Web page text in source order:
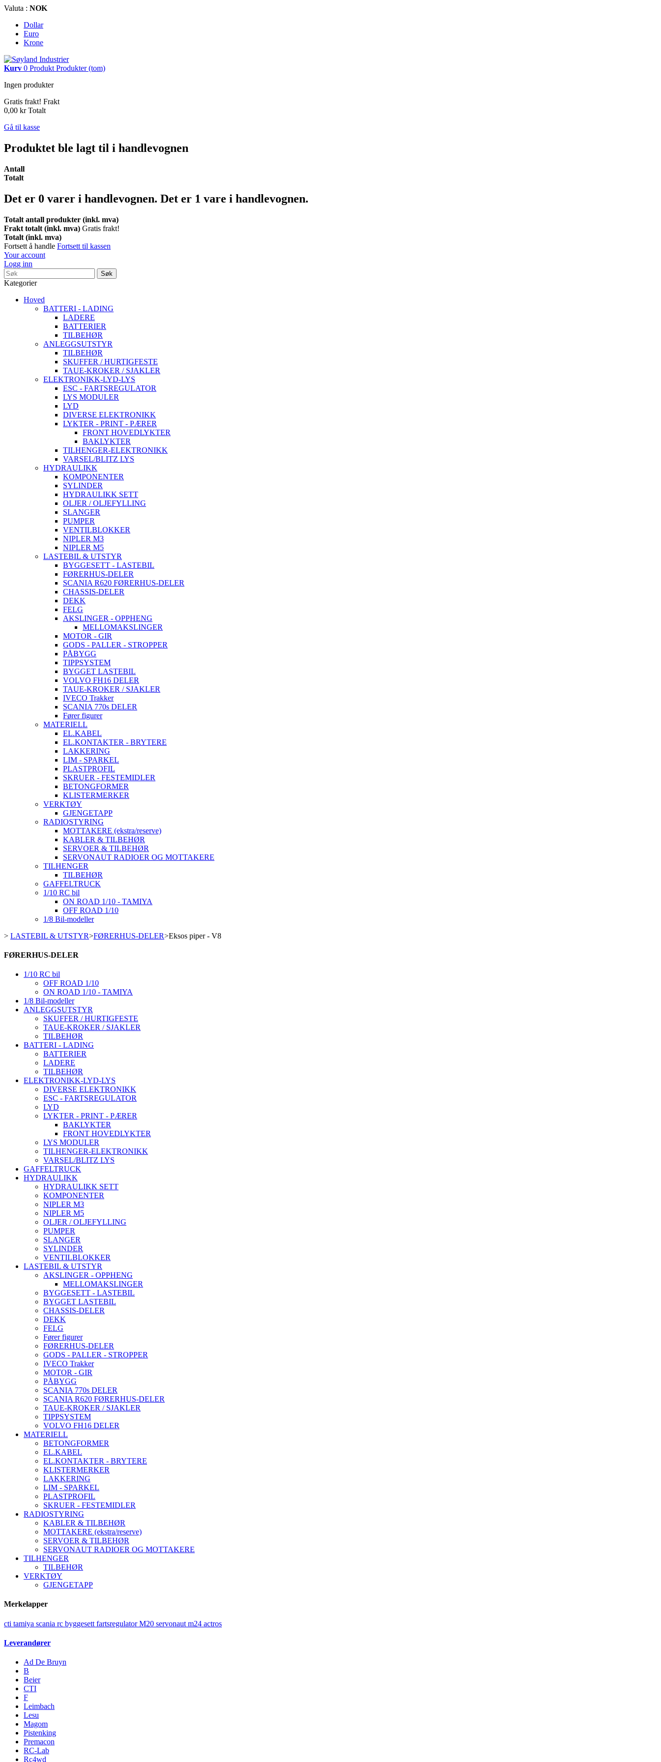
Valuta : NOK
Dollar
Euro
Krone
Kurv 0 Produkt Produkter (tom)
Ingen produkter
Gratis frakt! Frakt
0,00 kr Totalt
Gå til kasse
Produktet ble lagt til i handlevognen
Antall
Totalt
Det er 0 varer i handlevognen. Det er 1 vare i handlevognen.
Totalt antall produkter (inkl. mva)
Frakt totalt (inkl. mva) Gratis frakt!
Totalt (inkl. mva)
Fortsett å handle Fortsett til kassen
Your account
Logg inn
Søk
Kategorier
Hoved
BATTERI - LADING
LADERE
BATTERIER
TILBEHØR
ANLEGGSUTSTYR
TILBEHØR
SKUFFER / HURTIGFESTE
TAUE-KROKER / SJAKLER
ELEKTRONIKK-LYD-LYS
ESC - FARTSREGULATOR
LYS MODULER
LYD
DIVERSE ELEKTRONIKK
LYKTER - PRINT - PÆRER
FRONT HOVEDLYKTER
BAKLYKTER
TILHENGER-ELEKTRONIKK
VARSEL/BLITZ LYS
HYDRAULIKK
KOMPONENTER
SYLINDER
HYDRAULIKK SETT
OLJER / OLJEFYLLING
SLANGER
PUMPER
VENTILBLOKKER
NIPLER M3
NIPLER M5
LASTEBIL & UTSTYR
BYGGESETT - LASTEBIL
FØRERHUS-DELER
SCANIA R620 FØRERHUS-DELER
CHASSIS-DELER
DEKK
FELG
AKSLINGER - OPPHENG
MELLOMAKSLINGER
MOTOR - GIR
GODS - PALLER - STROPPER
PÅBYGG
TIPPSYSTEM
BYGGET LASTEBIL
VOLVO FH16 DELER
TAUE-KROKER / SJAKLER
IVECO Trakker
SCANIA 770s DELER
Fører figurer
MATERIELL
EL.KABEL
EL.KONTAKTER - BRYTERE
LAKKERING
LIM - SPARKEL
PLASTPROFIL
SKRUER - FESTEMIDLER
BETONGFORMER
KLISTERMERKER
VERKTØY
GJENGETAPP
RADIOSTYRING
MOTTAKERE (ekstra/reserve)
KABLER & TILBEHØR
SERVOER & TILBEHØR
SERVONAUT RADIOER OG MOTTAKERE
TILHENGER
TILBEHØR
GAFFELTRUCK
1/10 RC bil
ON ROAD 1/10 - TAMIYA
OFF ROAD 1/10
1/8 Bil-modeller
> LASTEBIL & UTSTYR>FØRERHUS-DELER>Eksos piper - V8
FØRERHUS-DELER
1/10 RC bil
OFF ROAD 1/10
ON ROAD 1/10 - TAMIYA
1/8 Bil-modeller
ANLEGGSUTSTYR
SKUFFER / HURTIGFESTE
TAUE-KROKER / SJAKLER
TILBEHØR
BATTERI - LADING
BATTERIER
LADERE
TILBEHØR
ELEKTRONIKK-LYD-LYS
DIVERSE ELEKTRONIKK
ESC - FARTSREGULATOR
LYD
LYKTER - PRINT - PÆRER
BAKLYKTER
FRONT HOVEDLYKTER
LYS MODULER
TILHENGER-ELEKTRONIKK
VARSEL/BLITZ LYS
GAFFELTRUCK
HYDRAULIKK
HYDRAULIKK SETT
KOMPONENTER
NIPLER M3
NIPLER M5
OLJER / OLJEFYLLING
PUMPER
SLANGER
SYLINDER
VENTILBLOKKER
LASTEBIL & UTSTYR
AKSLINGER - OPPHENG
MELLOMAKSLINGER
BYGGESETT - LASTEBIL
BYGGET LASTEBIL
CHASSIS-DELER
DEKK
FELG
Fører figurer
FØRERHUS-DELER
GODS - PALLER - STROPPER
IVECO Trakker
MOTOR - GIR
PÅBYGG
SCANIA 770s DELER
SCANIA R620 FØRERHUS-DELER
TAUE-KROKER / SJAKLER
TIPPSYSTEM
VOLVO FH16 DELER
MATERIELL
BETONGFORMER
EL.KABEL
EL.KONTAKTER - BRYTERE
KLISTERMERKER
LAKKERING
LIM - SPARKEL
PLASTPROFIL
SKRUER - FESTEMIDLER
RADIOSTYRING
KABLER & TILBEHØR
MOTTAKERE (ekstra/reserve)
SERVOER & TILBEHØR
SERVONAUT RADIOER OG MOTTAKERE
TILHENGER
TILBEHØR
VERKTØY
GJENGETAPP
Merkelapper
cti tamiya scania rc byggesett fartsregulatorM20 servonaut m24 actros
Leverandører
Ad De Bruyn
B
Beier
CTI
F
Leimbach
Lesu
Magom
Pistenking
Premacon
RC-Lab
Rc4wd